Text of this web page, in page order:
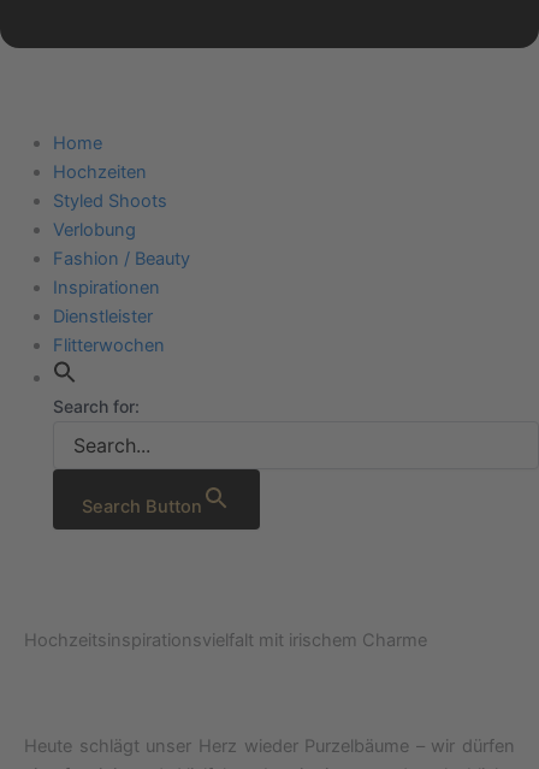
Home
Hochzeiten
Styled Shoots
Verlobung
Fashion / Beauty
Inspirationen
Dienstleister
Flitterwochen
Search for:
Search Button
Hochzeitsinspirationsvielfalt mit irischem Charme
Heute schlägt unser Herz wieder Purzelbäume – wir dürfen